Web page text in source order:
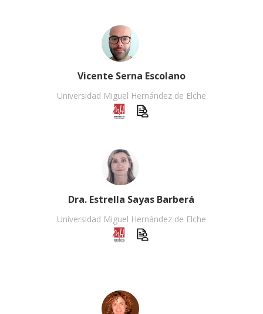
Vicente Serna Escolano
Universidad Miguel Hernández de Elche
Dra. Estrella Sayas Barberá
Universidad Miguel Hernández de Elche